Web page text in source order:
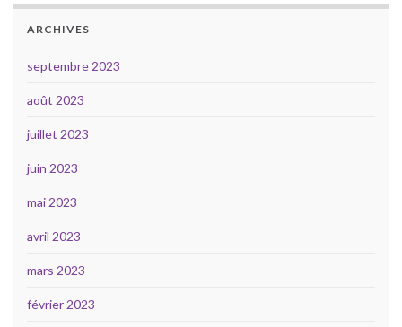
ARCHIVES
septembre 2023
août 2023
juillet 2023
juin 2023
mai 2023
avril 2023
mars 2023
février 2023